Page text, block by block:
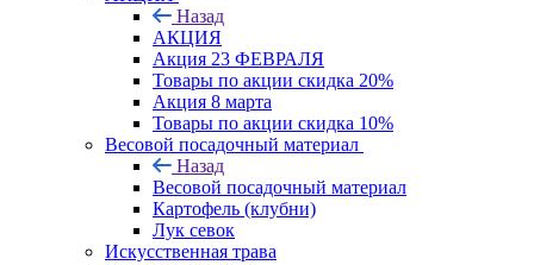
Назад
АКЦИЯ
Акция 23 ФЕВРАЛЯ
Товары по акции скидка 20%
Акция 8 марта
Товары по акции скидка 10%
Весовой посадочный материал
Назад
Весовой посадочный материал
Картофель (клубни)
Лук севок
Искусственная трава